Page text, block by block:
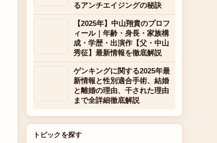
るアンチエイジングの秘訣
【2025年】中山翔貴のプロフ
ィール｜年齢・身長・家族構
成・学歴・出演作【父・中山
秀征】最新情報を徹底解説
ゲンキングに関する2025年最
新情報と性別適合手術、結婚
と離婚の理由、干された理由
まで全詳細徹底解説
トピックを探す